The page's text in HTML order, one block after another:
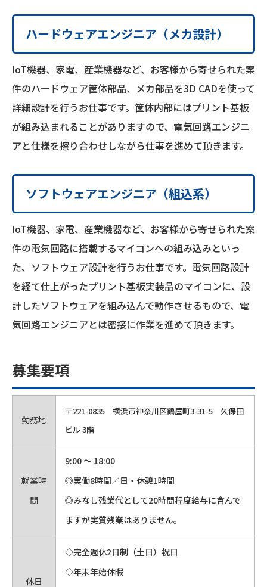
ハードウェアエンジニア（メカ設計）
IoT機器、家電、産業機器など、お客様から寄せられた案
件のハードウェア筐体部品、メカ部品を3D CADを使って
詳細設計を行うお仕事です。筐体内部にはプリント基板
が組み込まれることがありますので、電気回路エンジニ
アと仕様を擦り合わせしながら仕事を進めて頂きます。
ソフトウェアエンジニア（組込系）
IoT機器、家電、産業機器など、お客様から寄せられた案
件の電気回路に搭載するマイコンへの組み込みといっ
た、ソフトウェア設計を行うお仕事です。電気回路設計
を経て仕上がったプリント基板実装品のマイコンに、設
計したソフトウェアを組み込んで動作させるもので、電
気回路エンジニアとは密接に作業を進めて頂きます。
募集要項
勤務地
〒221-0835 横浜市神奈川区鶴屋町3-31-5 久保田
ビル 3階
就業時
間
9:00 ～ 18:00
◎実働8時間／日・休憩1時間
◎みなし残業代として20時間程度給与に含んで
ますが実質残業はありません。
休日
◇完全週休2日制（土日）祝日
◇年末年始休暇